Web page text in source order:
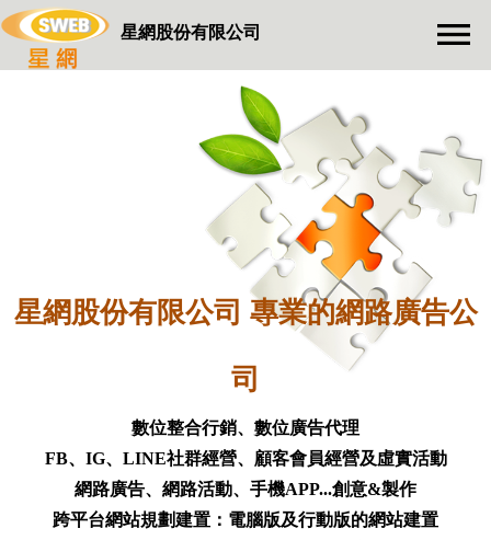
星網股份有限公司
星網股份有限公司 專業的網路廣告公
司
數位整合行銷、數位廣告代理
FB、IG、LINE社群經營、顧客會員經營及虛實活動
網路廣告、網路活動、手機APP...創意&製作
跨平台網站規劃建置：電腦版及行動版的網站建置